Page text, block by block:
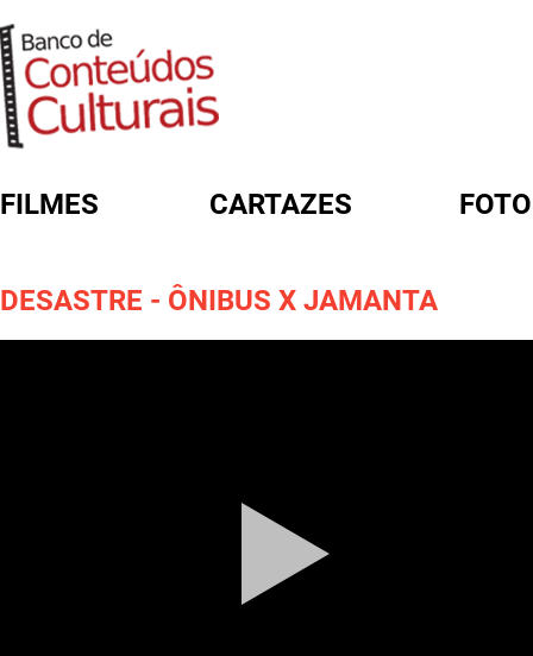
FILMES CARTAZES
DESASTRE - ÔNIBUS X JAMANTA
FORMULÁRIO DE BUSCA